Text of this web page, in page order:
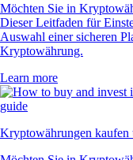
Möchten Sie in
Dieser Leitfaden für
Auswahl einer sicheren
Kryptowährung.
Learn more
Kryptowährungen kaufen